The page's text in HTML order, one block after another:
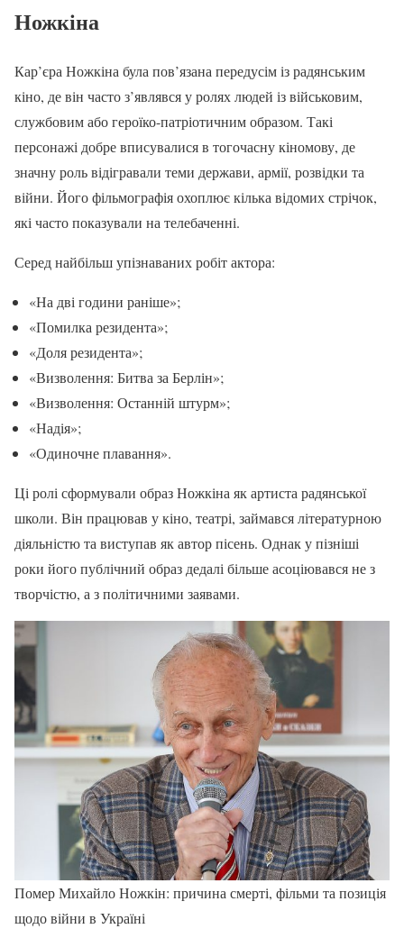
Ножкіна
Кар’єра Ножкіна була пов’язана передусім із радянським
кіно, де він часто з’являвся у ролях людей із військовим,
службовим або героїко-патріотичним образом. Такі
персонажі добре вписувалися в тогочасну кіномову, де
значну роль відігравали теми держави, армії, розвідки та
війни. Його фільмографія охоплює кілька відомих стрічок,
які часто показували на телебаченні.
Серед найбільш упізнаваних робіт актора:
«На дві години раніше»;
«Помилка резидента»;
«Доля резидента»;
«Визволення: Битва за Берлін»;
«Визволення: Останній штурм»;
«Надія»;
«Одиночне плавання».
Ці ролі сформували образ Ножкіна як артиста радянської
школи. Він працював у кіно, театрі, займався літературною
діяльністю та виступав як автор пісень. Однак у пізніші
роки його публічний образ дедалі більше асоціювався не з
творчістю, а з політичними заявами.
Помер Михайло Ножкін: причина смерті, фільми та позиція
щодо війни в Україні